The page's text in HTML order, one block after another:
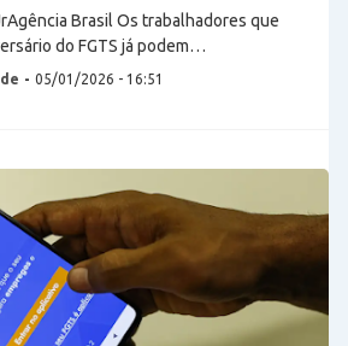
Brasil Os trabalhadores que
do FGTS já podem…
- 05/01/2026 - 16:51